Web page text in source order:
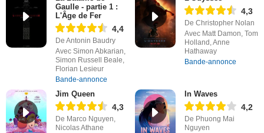
Gaulle - partie 1 :
L'Âge de Fer
4,4
De Antonin Baudry
Avec Simon Abkarian,
Simon Russell Beale,
Florian Lesieur
Bande-annonce
4,3
De Christopher Nolan
Avec Matt Damon, Tom
Holland, Anne
Hathaway
Bande-annonce
Jim Queen
4,3
De Marco Nguyen,
Nicolas Athane
In Waves
4,2
De Phuong Mai
Nguyen